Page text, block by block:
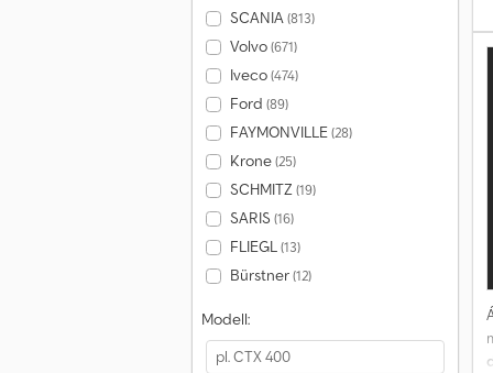
SCANIA(813)
Volvo(671)
Iveco(474)
Ford (89)
FAYMONVILLE(28)
Krone(25)
SCHMITZ(19)
SARIS (16)
FLIEGL(13)
Bürstner(12)
Modell: